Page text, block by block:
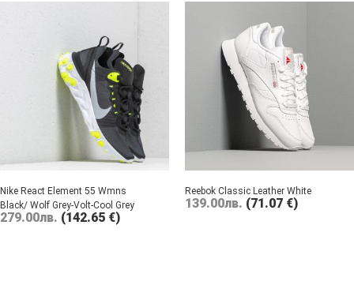
Nike React Element 55 Wmns
Black/ Wolf Grey-Volt-Cool Grey
279.00лв. (142.65 €)
Reebok Classic Leather White
139.00лв. (71.07 €)